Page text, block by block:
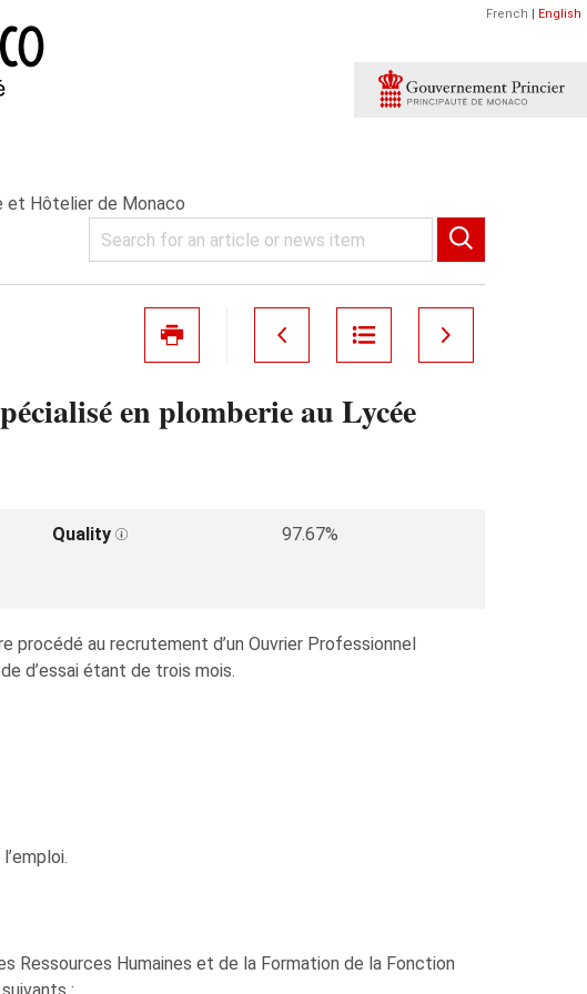
French | English
et Hôtelier de Monaco
en plomberie au Lycée
Quality
97.67%
procédé au recrutement d’un Ouvrier Professionnel
d’essai étant de trois mois.
Ressources Humaines et de la Formation de la Fonction